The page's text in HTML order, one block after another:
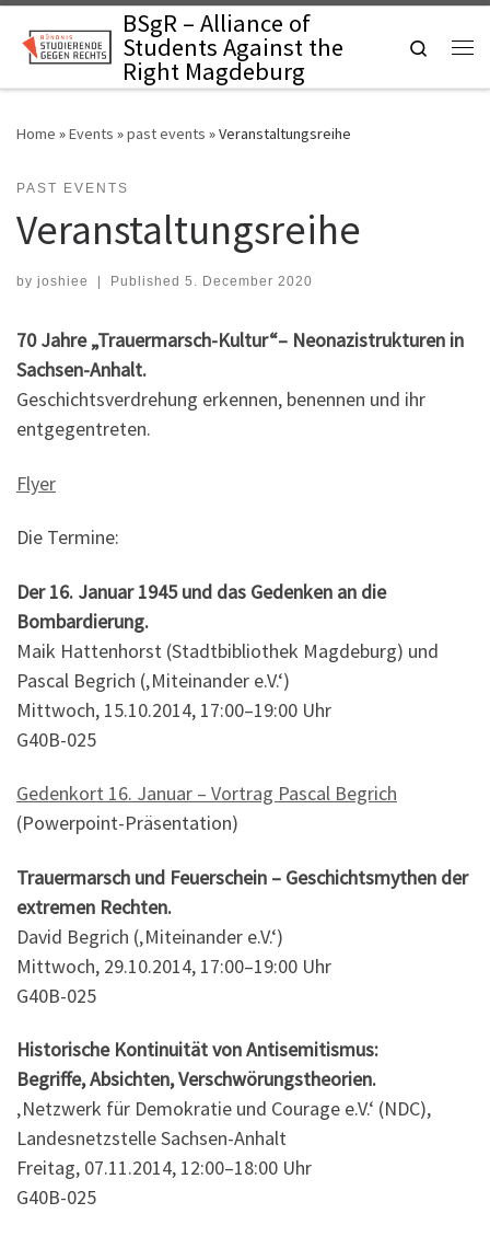
Skip to contentBSgR – Alliance of
Students Against the
Right Magdeburg
Search
Home »Events »past events »Veranstaltungsreihe
PAST EVENTS
Veranstaltungsreihe
by joshiee Published 5. December 2020
70 Jahre „Trauermarsch-Kultur“– Neonazistrukturen in
Sachsen-Anhalt.
Geschichtsverdrehung erkennen, benennen und ihr
entgegentreten.
Flyer
Die Termine:
Der 16. Januar 1945 und das Gedenken an die
Bombardierung.
Maik Hattenhorst (Stadtbibliothek Magdeburg) und
Pascal Begrich (‚Miteinander e.V.‘)
Mittwoch, 15.10.2014, 17:00–19:00 Uhr
G40B-025
Gedenkort 16. Januar – Vortrag Pascal Begrich
(Powerpoint-Präsentation)
Trauermarsch und Feuerschein – Geschichtsmythen der
extremen Rechten.
David Begrich (‚Miteinander e.V.‘)
Mittwoch, 29.10.2014, 17:00–19:00 Uhr
G40B-025
Historische Kontinuität von Antisemitismus:
Begriffe, Absichten, Verschwörungstheorien.
‚Netzwerk für Demokratie und Courage e.V.‘ (NDC),
Landesnetzstelle Sachsen­-Anhalt
Freitag, 07.11.2014, 12:00–18:00 Uhr
G40B-025